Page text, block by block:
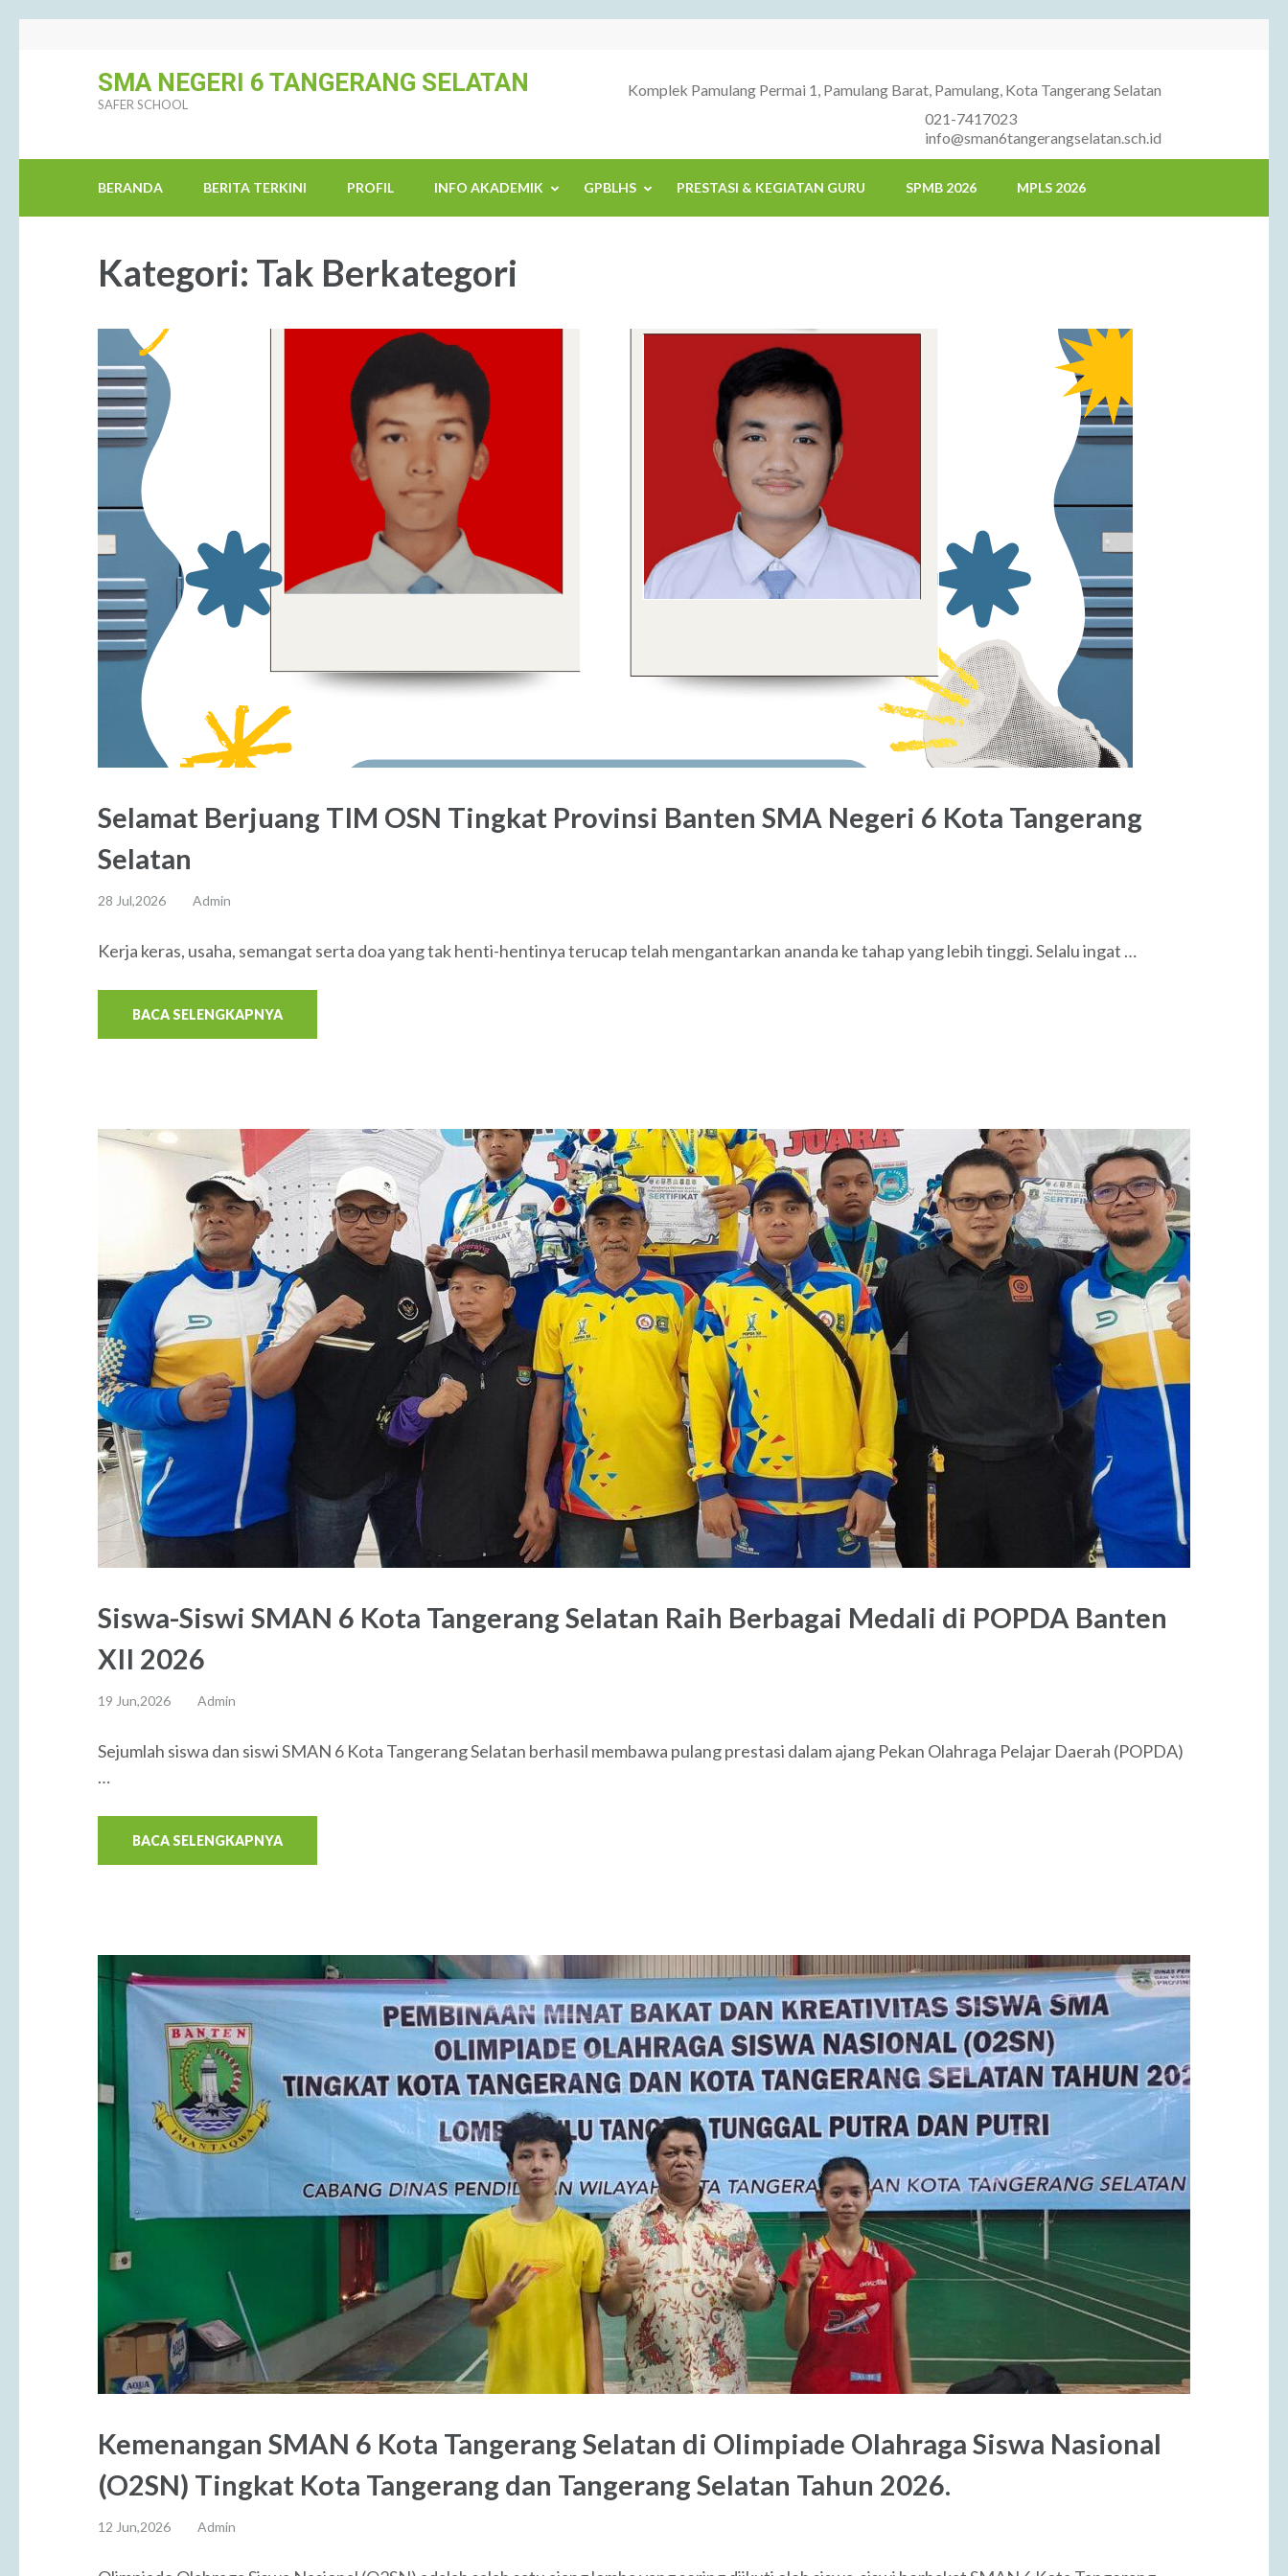
SMA NEGERI 6 TANGERANG SELATAN
SAFER SCHOOL
Komplek Pamulang Permai 1, Pamulang Barat, Pamulang, Kota Tangerang Selatan
021-7417023
info@sman6tangerangselatan.sch.id
BERANDA BERITA TERKINI PROFIL INFO AKADEMIK GPBLHS PRESTASI & KEGIATAN GURU SPMB 2026 MPLS 2026
Kategori: Tak Berkategori
Selamat Berjuang TIM OSN Tingkat Provinsi Banten SMA Negeri 6 Kota Tangerang
Selatan
28 Jul,2026 Admin
Kerja keras, usaha, semangat serta doa yang tak henti-hentinya terucap telah mengantarkan ananda ke tahap yang lebih tinggi. Selalu ingat …
BACA SELENGKAPNYA
Siswa-Siswi SMAN 6 Kota Tangerang Selatan Raih Berbagai Medali di POPDA Banten
XII 2026
19 Jun,2026 Admin
Sejumlah siswa dan siswi SMAN 6 Kota Tangerang Selatan berhasil membawa pulang prestasi dalam ajang Pekan Olahraga Pelajar Daerah (POPDA)
…
BACA SELENGKAPNYA
Kemenangan SMAN 6 Kota Tangerang Selatan di Olimpiade Olahraga Siswa Nasional
(O2SN) Tingkat Kota Tangerang dan Tangerang Selatan Tahun 2026.
12 Jun,2026 Admin